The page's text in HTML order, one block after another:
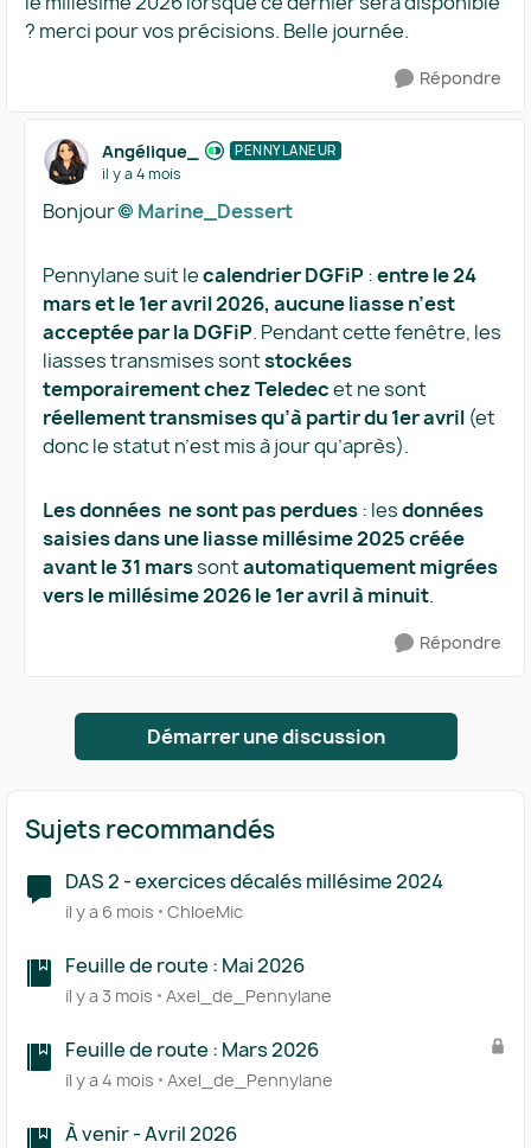
? merci pour vos précisions. Belle journée.
Répondre
Angélique_ PENNYLANEUR
il y a 4 mois
Bonjour Marine_Dessert​
Pennylane suit le ​calendrier DGFiP​ : ​entre le 24
mars et le 1er avril 2026, aucune liasse n’est
acceptée par la DGFiP​. Pendant cette fenêtre, les
liasses transmises sont ​stockées
temporairement chez Teledec​ et ne sont ​
réellement transmises qu’à partir du 1er avril ​ (et
donc le statut n’est mis à jour qu’après).
Les données ne sont pas perdues​ : les ​données
saisies dans une liasse millésime 2025 créée
avant le 31 mars​ sont ​automatiquement migrées
vers le millésime 2026 le 1er avril à minuit​.
Répondre
Démarrer une discussion
Sujets recommandés
DAS 2 - exercices décalés millésime 2024
il y a 6 mois ChloeMic
Feuille de route : Mai 2026
il y a 3 mois Axel_de_Pennylane
Feuille de route : Mars 2026
il y a 4 mois Axel_de_Pennylane
À venir - Avril 2026